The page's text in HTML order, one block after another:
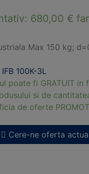
680,00 €
Max 150 kg;
100K-3L
poate fi GRATUIT in
si de
de oferte
Cere-ne oferta